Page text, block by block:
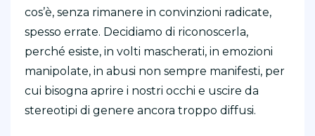
cos’è, senza rimanere in convinzioni radicate,
spesso errate. Decidiamo di riconoscerla,
perché esiste, in volti mascherati, in emozioni
manipolate, in abusi non sempre manifesti, per
cui bisogna aprire i nostri occhi e uscire da
stereotipi di genere ancora troppo diffusi.